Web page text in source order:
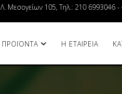
Λ. Μεσογείων 105, Τηλ.: 210
ΠΡΟΪΟΝΤΑ Η ΕΤΑΙΡΕΙΑ